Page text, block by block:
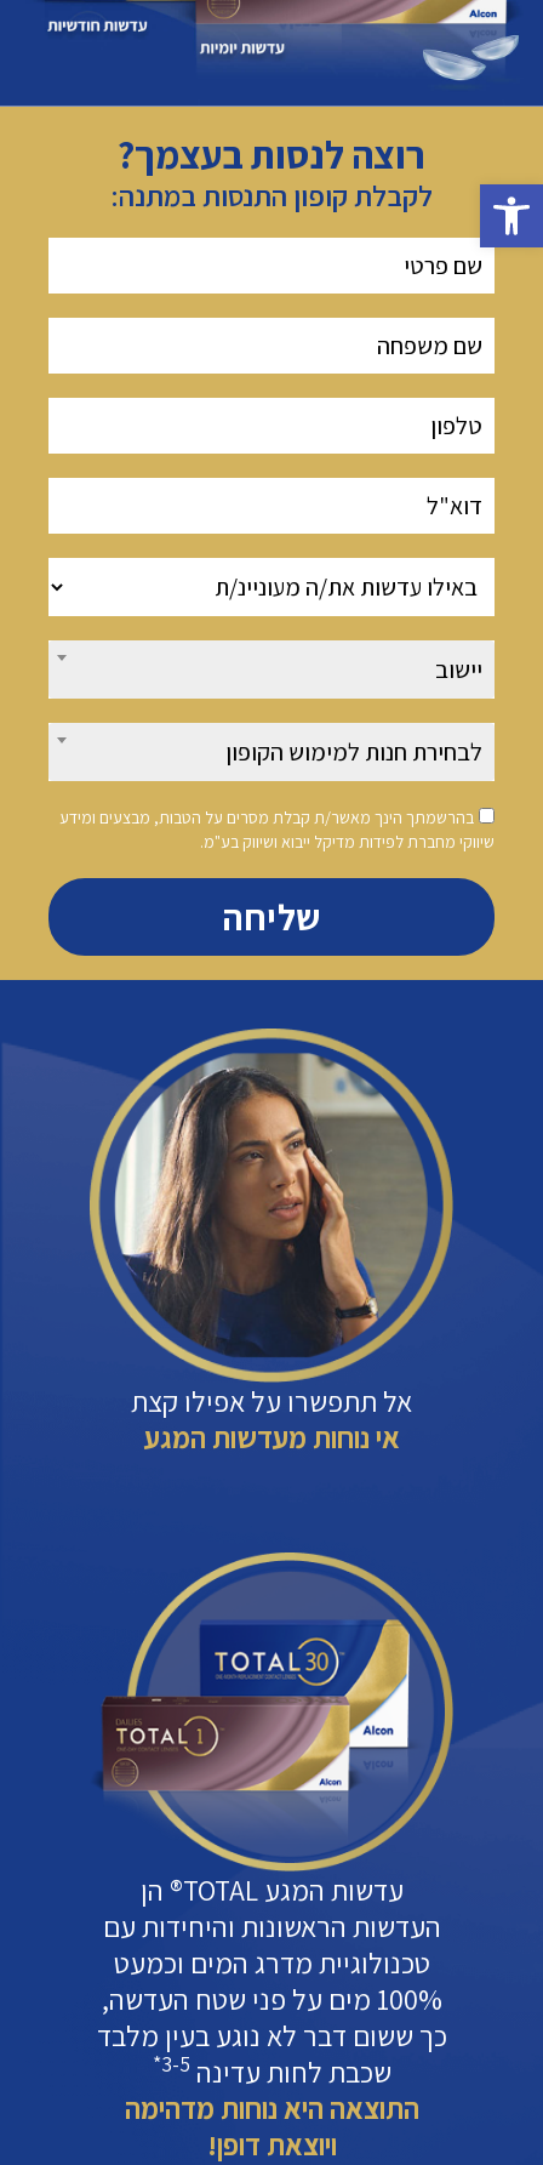
פתח סרגל נגישות
רוצה לנסות בעצמך?
לקבלת קופון התנסות במתנה:
יישוב
לבחירת חנות למימוש הקופון
בהרשמתך הינך מאשר/ת קבלת מסרים על הטבות, מבצעים ומידע
שיווקי מחברת לפידות מדיקל ייבוא ושיווק בע"מ.
אל תתפשרו על אפילו קצת
אי נוחות מעדשות המגע
עדשות המגע TOTAL® הן
העדשות הראשונות והיחידות עם
טכנולוגיית מדרג המים וכמעט
100% מים על פני שטח העדשה,
כך ששום דבר לא נוגע בעין מלבד
שכבת לחות עדינה 3-5*
התוצאה היא נוחות מדהימה
ויוצאת דופן!